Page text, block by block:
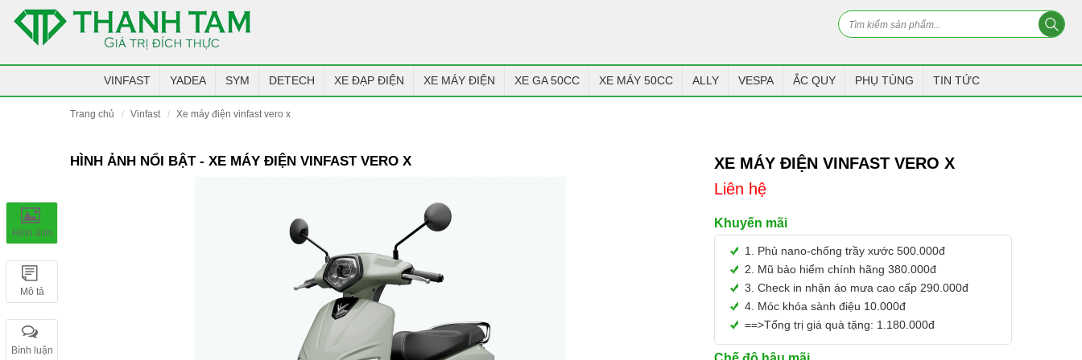
VINFAST YADEA SYM DETECH XE ĐẠP ĐIỆN XE MÁY ĐIỆN XE GA 50CC XE MÁY 50CC ALLY VESPA ẮC QUY PHỤ TÙNG TIN TỨC
Hình ảnh
Mô tả
Bình luận
trang chủ vinfast xe máy điện vinfast vero x
HÌNH ẢNH NỔI BẬT - XE MÁY ĐIỆN VINFAST VERO X
XE MÁY ĐIỆN VINFAST VERO X
Liên hệ
Khuyến mãi
1. Phủ nano-chống trầy xước 500.000đ
2. Mũ bảo hiểm chính hãng 380.000đ
3. Check in nhận áo mưa cao cấp 290.000đ
4. Móc khóa sành điệu 10.000đ
==>Tổng trị giá quà tặng: 1.180.000đ